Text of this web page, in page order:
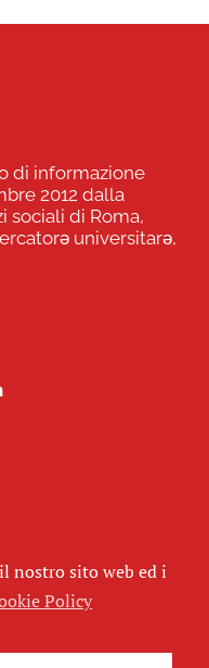
di informazione
2012 dalla
sociali di Roma,
universitarə,
nostro sito web ed i
Policy